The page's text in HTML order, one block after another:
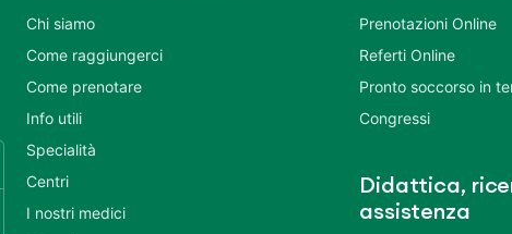
Chi siamo
Come raggiungerci
Come prenotare
Info utili
Specialità
Centri
I nostri medici
Prenotazioni Online
Referti Online
Pronto soccorso in
Congressi
Didattica,
assistenza